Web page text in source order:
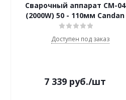
Сварочный аппарат СМ-04
(2000W) 50 - 110мм Candan
Доступен под заказ
7 339 руб./шт